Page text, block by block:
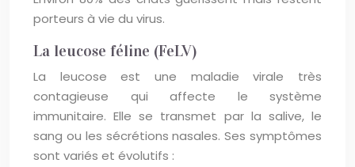
porteurs à vie du virus.
La leucose féline (FeLV)
La leucose est une maladie virale très
contagieuse qui affecte le système
immunitaire. Elle se transmet par la salive, le
sang ou les sécrétions nasales. Ses symptômes
sont variés et évolutifs :